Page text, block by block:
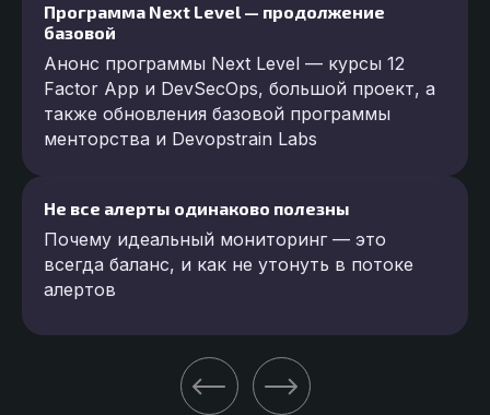
Программа Next Level — продолжение
базовой
Анонс программы Next Level — курсы 12
Factor App и DevSecOps, большой проект, а
также обновления базовой программы
менторства и Devopstrain Labs
Не все алерты одинаково полезны
Почему идеальный мониторинг — это
всегда баланс, и как не утонуть в потоке
алертов